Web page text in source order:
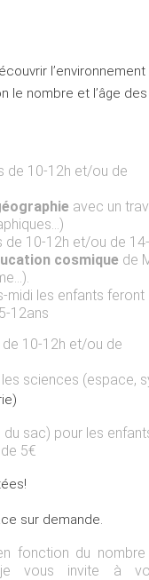
le nombre et l’âge
de 10-12h et/ou de
avec un
de 10-12h et/ou de
cosmique de
midi les enfants
12ans
10-12h et/ou de
sciences (espace,
du sac) pour les
5€
sur demande.
fonction du
je vous invite